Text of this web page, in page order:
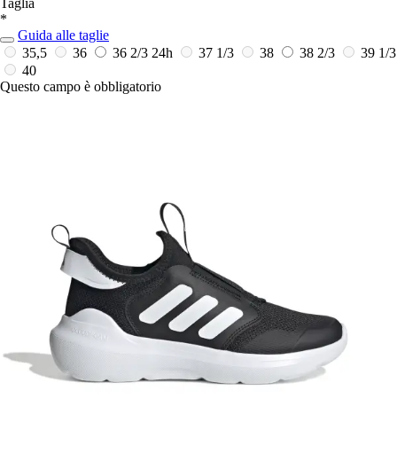
*
Guida alle taglie
35,5
36 36 2/3 24h 37 1/3 38 38 2/3
39 1/3
40
Questo campo è obbligatorio